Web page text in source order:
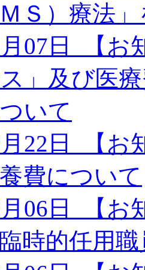
Ｓ）療法
07日
【
ス」及び医
いて
22日
【
費について
06日
【
時的任用